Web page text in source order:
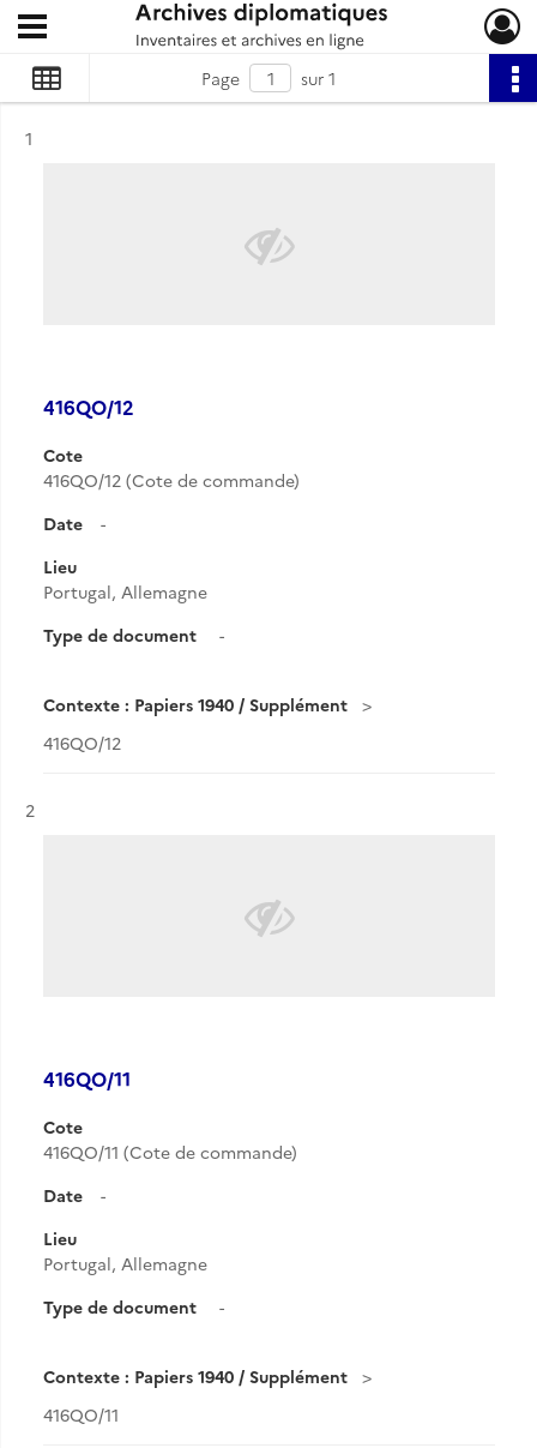
Archives diplomatiques
Ouvrir le menu déroulant
Page sur 1
Résultat n°
1
416QO/12
Cote
416QO/12 (Cote de commande)
Date
-
Lieu
Portugal, Allemagne
Type de document
-
Contexte : Papiers 1940 / Supplément
416QO/12
Résultat n°
2
416QO/11
Cote
416QO/11 (Cote de commande)
Date
-
Lieu
Portugal, Allemagne
Type de document
-
Contexte : Papiers 1940 / Supplément
416QO/11